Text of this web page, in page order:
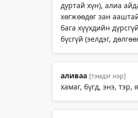
дуртай хүн), алиа
хөгжөөдөг зан
бага хүүхдийн
бүсгүй (эелдэг,
аливаа [тэмдэг нэр]
хамаг, бүгд, энэ,